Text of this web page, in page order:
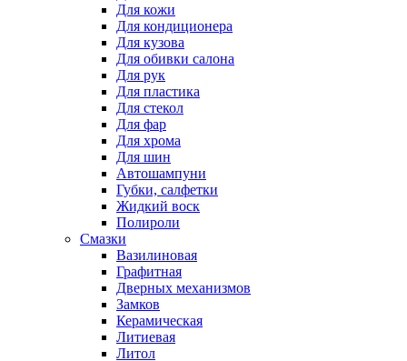
Для кожи
Для кондиционера
Для кузова
Для обивки салона
Для рук
Для пластика
Для стекол
Для фар
Для хрома
Для шин
Автошампуни
Губки, салфетки
Жидкий воск
Полироли
Смазки
Вазилиновая
Графитная
Дверных механизмов
Замков
Керамическая
Литиевая
Литол